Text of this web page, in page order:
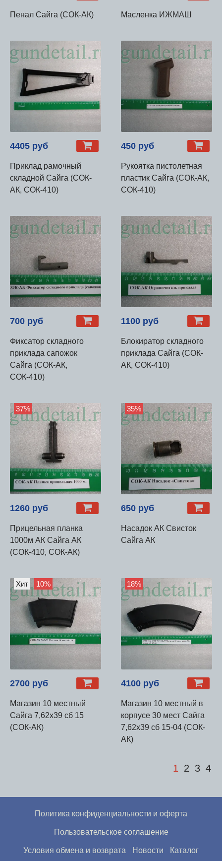
Пенал Сайга (СОК-АК) Масленка ИЖМАШ
4405 руб
Приклад рамочный
складной Сайга (СОК-
АК, СОК-410)
450 руб
Рукоятка пистолетная
пластик Сайга (СОК-АК,
СОК-410)
700 руб
Фиксатор складного
приклада сапожок
Сайга (СОК-АК,
СОК-410)
1100 руб
Блокиратор складного
приклада Сайга (СОК-
АК, СОК-410)
37%
1260 руб
Прицельная планка
1000м АК Сайга АК
(СОК-410, СОК-АК)
35%
650 руб
Насадок АК Свисток
Сайга АК
Хит 10%
2700 руб
Магазин 10 местный
Сайга 7,62х39 сб 15
(СОК-АК)
18%
4100 руб
Магазин 10 местный в
корпусе 30 мест Сайга
7,62х39 сб 15-04 (СОК-
АК)
1 2 3 4
Политика конфиденциальности и оферта
Пользовательское соглашение
Условия обмена и возврата Новости Каталог